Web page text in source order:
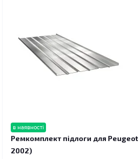
в наявності
Ремкомплект підлоги для
2002)